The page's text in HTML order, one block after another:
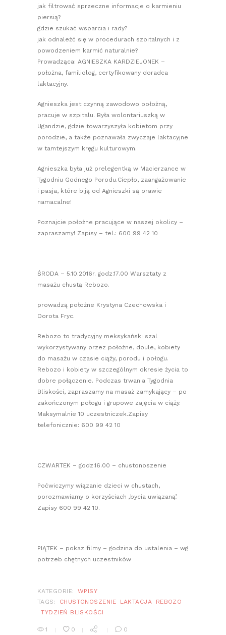
jak filtrować sprzeczne informacje o karmieniu
piersią?
gdzie szukać wsparcia i rady?
jak odnaleźć się w procedurach szpitalnych i z
powodzeniem karmić naturalnie?
Prowadząca: AGNIESZKA KARDZIEJONEK –
położna, familiolog, certyfikowany doradca
laktacyjny.
Agnieszka jest czynną zawodowo położną,
pracuje w szpitalu. Była wolontariuszką w
Ugandzie, gdzie towarzyszyła kobietom przy
porodzie, a także poznawała zwyczaje laktacyjne
w tamtejszym kręgu kulturowym.
Agnieszka była już prelegentką w Macierzance w
Tygodniu Godnego Porodu.Ciepło, zaangażowanie
i pasja, które biją od Agnieszki są prawie
namacalne!
Poznajcie położne pracujące w naszej okolicy –
zapraszamy! Zapisy – tel.: 600 99 42 10
ŚRODA – 5.10.2016r. godz.17.00 Warsztaty z
masażu chustą Rebozo.
prowadzą położne Krystyna Czechowska i
Dorota Fryc.
Rebozo to tradycyjny meksykański szal
wykorzystywany przez położne, doule, kobiety
do masażu w czasie ciąży, porodu i połogu.
Rebozo i kobiety w szczególnym okresie życia to
dobre połączenie. Podczas trwania Tygodnia
Bliskości, zapraszamy na masaż zamykający – po
zakończonym połogu i grupowe zajęcia w ciąży.
Maksymalnie 10 uczestniczek.Zapisy
telefonicznie: 600 99 42 10
CZWARTEK – godz.16.00 – chustonoszenie
Poćwiczymy wiązanie dzieci w chustach,
porozmawiamy o korzyściach ‚bycia uwiązaną’.
Zapisy 600 99 42 10.
PIĄTEK – pokaz filmy – godzina do ustalenia – wg
potrzeb chętnych uczestników
KATEGORIE:
WPISY
TAGS:
CHUSTONOSZENIE LAKTACJA
REBOZO
TYDZIEŃ BLISKOŚCI
1 0 0